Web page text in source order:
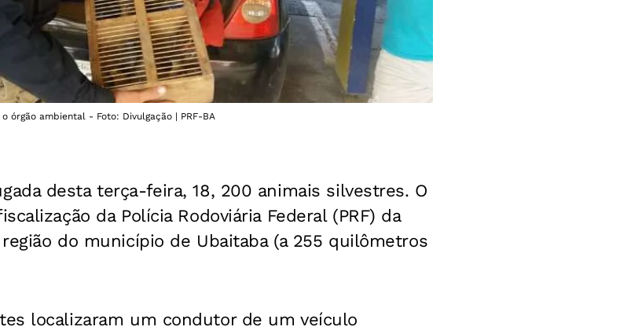
órgão ambiental - Foto: Divulgação | PRF-BA
desta terça-feira, 18, 200 animais silvestres. O
da Polícia Rodoviária Federal (PRF) da
região do município de Ubaitaba (a 255 quilômetros
localizaram um condutor de um veículo